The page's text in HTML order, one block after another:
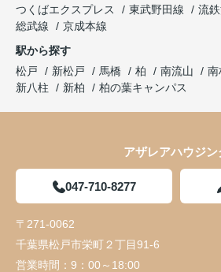
つくばエクスプレス
東武野田線 流
総武線
京成本線
駅から探す
松戸
新松戸 馬橋 柏 南流山 南
新八柱
新柏 柏の葉キャンパス
アザレアハウジン
047-710-8277
〒271-0062
千葉県松戸市栄町２丁目91-6
営業時間： 9：00～18:00